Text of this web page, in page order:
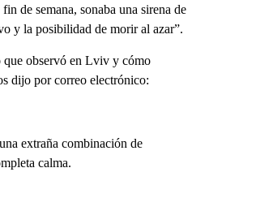
de semana, sonaba una sirena de
y la posibilidad de morir al azar”.
que observó en Lviv y cómo
dijo por correo electrónico:
extraña combinación de
calma.